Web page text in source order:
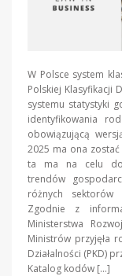
W Polsce system
Polskiej Klasyfikacji
systemu statystyki
identyfikowania
obowiązującą
2025 ma ona
ta ma na celu
trendów
różnych sektorów
Zgodnie z
Ministerstwa
Ministrów przyjęła
Działalności (PKD)
Katalog kodów […]